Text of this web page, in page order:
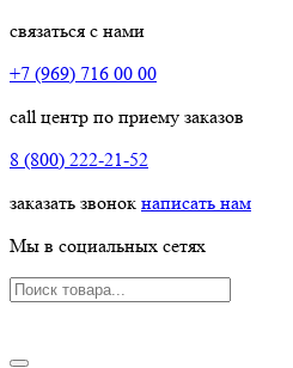
связаться с нами
+7 (969) 716 00 00
call центр по приему заказов
8 (800) 222-21-52
заказать звонок написать нам
Мы в социальных сетях